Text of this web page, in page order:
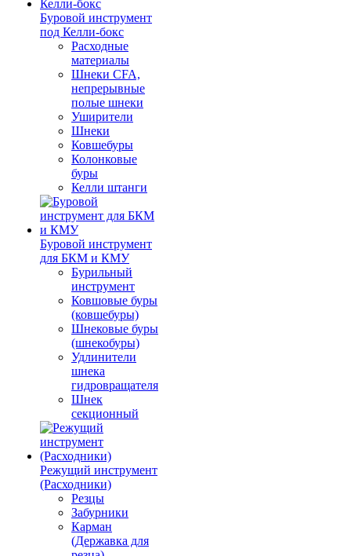
Буровой инструмент
под Келли-бокс
Расходные
материалы
Шнеки CFA,
непрерывные
полые шнеки
Уширители
Шнеки
Ковшебуры
Колонковые
буры
Келли штанги
Буровой инструмент
для БКМ и КМУ
Бурильный
инструмент
Ковшовые буры
(ковшебуры)
Шнековые буры
(шнекобуры)
Удлинители
шнека
гидровращателя
Шнек
секционный
Режущий инструмент
(Расходники)
Резцы
Забурники
Карман
(Державка для